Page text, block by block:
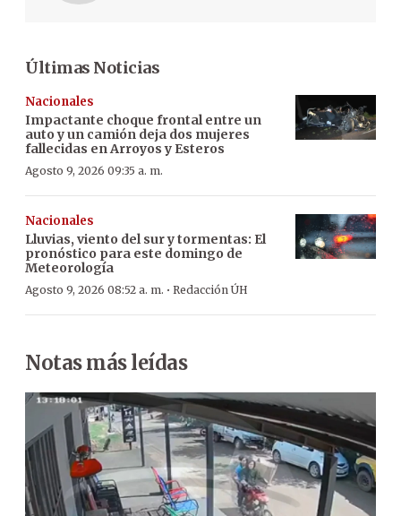
Últimas Noticias
Nacionales
Impactante choque frontal entre un
auto y un camión deja dos mujeres
fallecidas en Arroyos y Esteros
Agosto 9, 2026 09:35 a. m.
Nacionales
Lluvias, viento del sur y tormentas: El
pronóstico para este domingo de
Meteorología
Agosto 9, 2026 08:52 a. m. · Redacción ÚH
Notas más leídas